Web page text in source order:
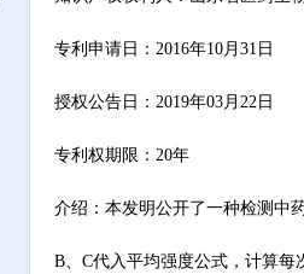
专利申请日：2016年10月31日
授权公告日：2019年03月22日
专利权期限：20年
介绍：本发明公开了一种检测中
B、C代入平均强度公式，计算